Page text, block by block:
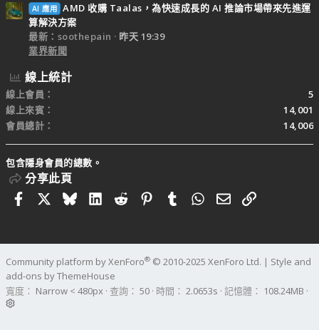
AI 應用 AMD 收購 Taalas，為快速成長的 AI 推論市場帶來先進運
算解決方案
最新：soothepain
昨天 19:39
業界新聞
線上統計
線上會員
5
線上來賓
14,001
會員總計
14,006
包含隱身會員的總數。
分享此頁
FacebookBlueskyLinkedIn
RedditPinterestTumblrWhatsApp
電子郵件
連結
Community platform by XenForo® © 2010-2025 XenForo Ltd. | Style and
add-ons by ThemeHouse
寬度
查詢 50 時間 2.0653s 記憶體 108.24MB